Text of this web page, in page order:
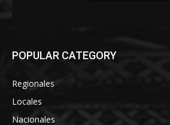
POPULAR CATEGORY
Regionales
Locales
Nacionales